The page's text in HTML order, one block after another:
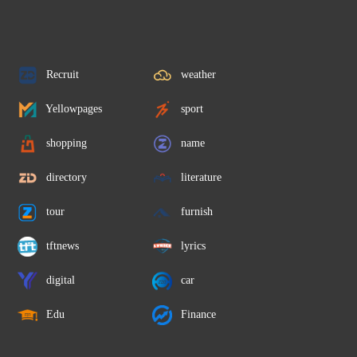
Recruit weather
Yellowpages sport
shopping name
directory literature
tour furnish
tftnews lyrics
digital car
Edu Finance